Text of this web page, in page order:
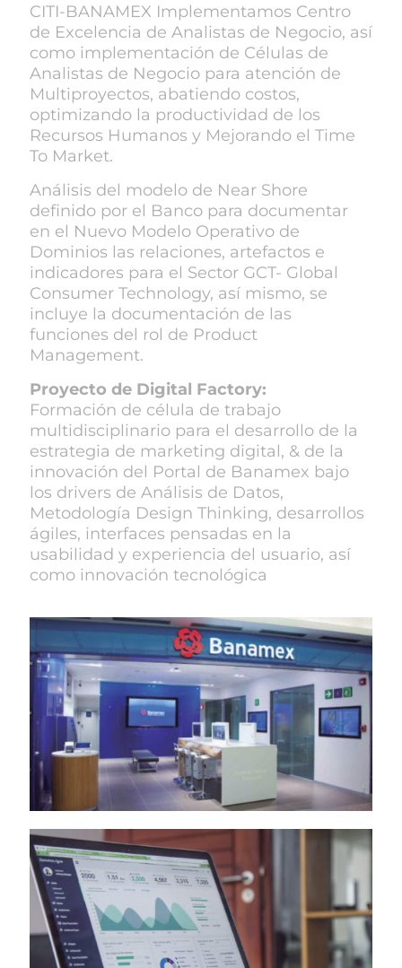
CITI-BANAMEX Implementamos Centro
de Excelencia de Analistas de Negocio, así
como implementación de Células de
Analistas de Negocio para atención de
Multiproyectos, abatiendo costos,
optimizando la productividad de los
Recursos Humanos y Mejorando el Time
To Market.
Análisis del modelo de Near Shore
definido por el Banco para documentar
en el Nuevo Modelo Operativo de
Dominios las relaciones, artefactos e
indicadores para el Sector GCT- Global
Consumer Technology, así mismo, se
incluye la documentación de las
funciones del rol de Product
Management.
Proyecto de Digital Factory:
Formación de célula de trabajo
multidisciplinario para el desarrollo de la
estrategia de marketing digital, & de la
innovación del Portal de Banamex bajo
los drivers de Análisis de Datos,
Metodología Design Thinking, desarrollos
ágiles, interfaces pensadas en la
usabilidad y experiencia del usuario, así
como innovación tecnológica